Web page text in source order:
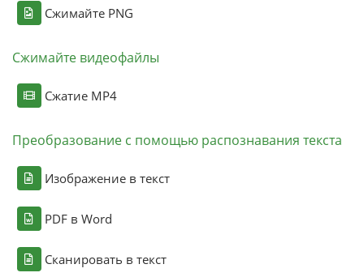
Сжимайте PNG
Сжимайте видеофайлы
Сжатие MP4
Преобразование с помощью распознавания текста
Изображение в текст
PDF в Word
Сканировать в текст